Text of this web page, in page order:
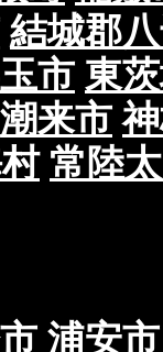
結城郡
市 東
潮来市
常陸
浦安市